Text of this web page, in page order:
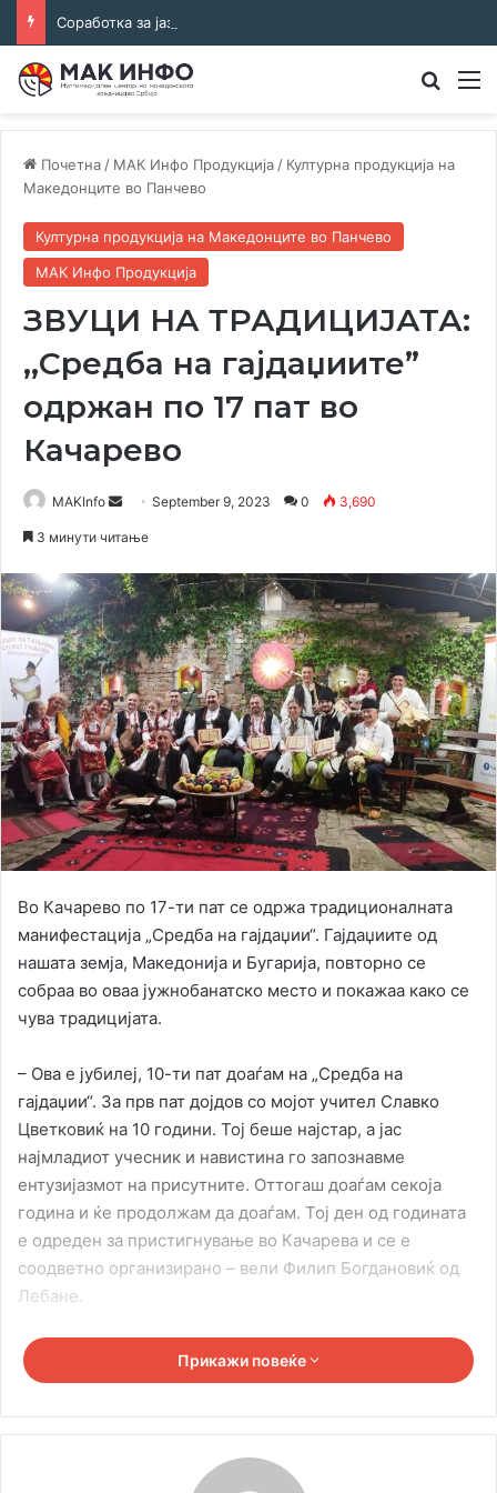
Почетна / МАК Инфо Продукција / Културна продукција на
Македонците во Панчево
Културна продукција на Македонците во Панчево
МАК Инфо Продукција
ЗВУЦИ НА ТРАДИЦИЈАТА:
,,Средба на гајдаџиите”
одржан по 17 пат во
Качарево
MAKInfo
Send September 9, 2023 0 3,690
3 минути читање
Во Качарево по 17-ти пат се одржа традиционалната
манифестација „Средба на гајдаџии“. Гајдаџиите од
нашата земја, Македонија и Бугарија, повторно се
собраа во оваа јужнобанатско место и покажаа како се
чува традицијата.
– Ова е јубилеј, 10-ти пат доаѓам на „Средба на
гајдаџии“. За прв пат дојдов со мојот учител Славко
Цветковиќ на 10 години. Тој беше најстар, а јас
најмладиот учесник и навистина го запознавме
ентузијазмот на присутните. Оттогаш доаѓам секоја
година и ќе продолжам да доаѓам. Тој ден од годината
е одреден за пристигнување во Качарева и се е
соодветно организирано – вели Филип Богдановиќ од
Лебане.
– Многу ми е драго што организаторите повторно ме
поканија да бидам дел од оваа прекрасна
Качарево. Организаторите се луѓе со големо срце,
затоа овде се чувствуваме како дома. Инаку, мајка ми
Прикажи повеќе